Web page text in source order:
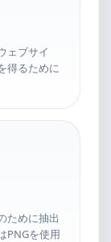
ェブサイ
得るために
ために抽出
PNGを使用